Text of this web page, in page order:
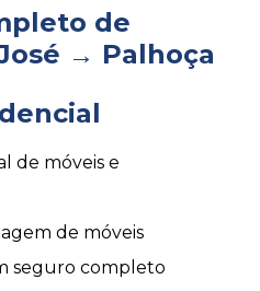
de
→ Palhoça
de móveis e
de móveis
seguro completo